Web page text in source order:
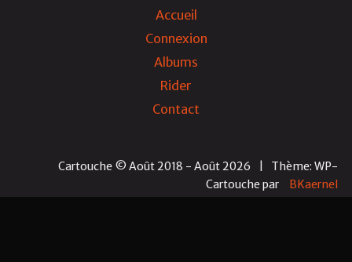
Accueil
Connexion
Albums
Rider
Contact
Cartouche © Août 2018 - Août 2026
Thème: WP-
Cartouchepar BKaernel